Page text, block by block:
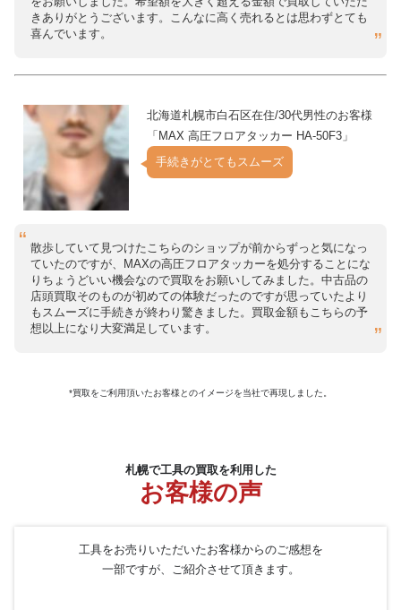
きありがとうございます。こんなに高く売れるとは思わずとても
喜んでいます。
北海道札幌市白石区在住/30代男性のお客様
「MAX 高圧フロアタッカー HA-50F3」
手続きがとてもスムーズ
散歩していて見つけたこちらのショップが前からずっと気になっ
ていたのですが、MAXの高圧フロアタッカーを処分することにな
りちょうどいい機会なので買取をお願いしてみました。中古品の
店頭買取そのものが初めての体験だったのですが思っていたより
もスムーズに手続きが終わり驚きました。買取金額もこちらの予
想以上になり大変満足しています。
*買取をご利用頂いたお客様とのイメージを当社で再現しました。
札幌で工具の買取を利用した
お客様の声
工具をお売りいただいたお客様からのご感想を
一部ですが、ご紹介させて頂きます。